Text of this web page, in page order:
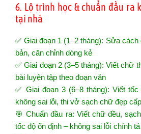
6. Lộ trình học & chuẩn đầu ra
tại nhà
✅ Giai đoạn 1 (1–2 tháng): Sửa
bản, căn chỉnh dòng kẻ
✅ Giai đoạn 2 (3–5 tháng): Viết chữ
bài luyện tập theo đoạn văn
✅ Giai đoạn 3 (6–8 tháng): Viết
không sai lỗi, thi vở sạch chữ đẹp
🎯 Chuẩn đầu ra: Viết chữ đều,
tốc độ ổn định – không sai lỗi chính